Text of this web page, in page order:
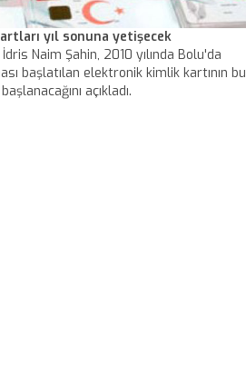
yıl sonuna yetişecek
Naim Şahin, 2010 yılında Bolu'da
başlatılan elektronik kimlik kartının bu
açıkladı.